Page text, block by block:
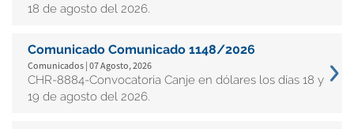
18 de agosto del 2026.
Comunicado Comunicado 1148/2026
Comunicados | 07 Agosto, 2026
CHR-8884-Convocatoria Canje en dólares los días 18 y
19 de agosto del 2026.